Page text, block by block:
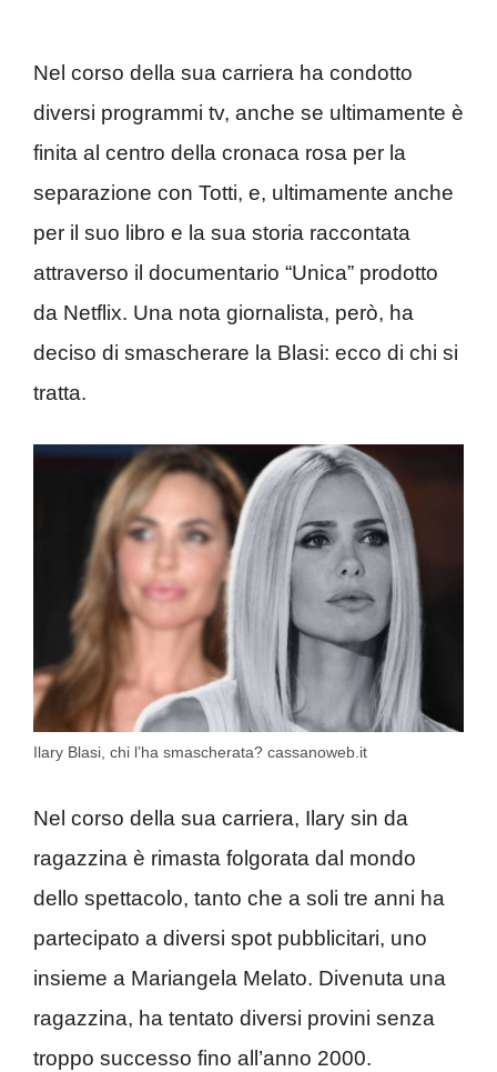
Nel corso della sua carriera ha condotto
diversi programmi tv, anche se ultimamente è
finita al centro della cronaca rosa per la
separazione con Totti, e, ultimamente anche
per il suo libro e la sua storia raccontata
attraverso il documentario “Unica” prodotto
da Netflix. Una nota giornalista, però, ha
deciso di smascherare la Blasi: ecco di chi si
tratta.
Ilary Blasi, chi l’ha smascherata? cassanoweb.it
Nel corso della sua carriera, Ilary sin da
ragazzina è rimasta folgorata dal mondo
dello spettacolo, tanto che a soli tre anni ha
partecipato a diversi spot pubblicitari, uno
insieme a Mariangela Melato. Divenuta una
ragazzina, ha tentato diversi provini senza
troppo successo fino all’anno 2000.